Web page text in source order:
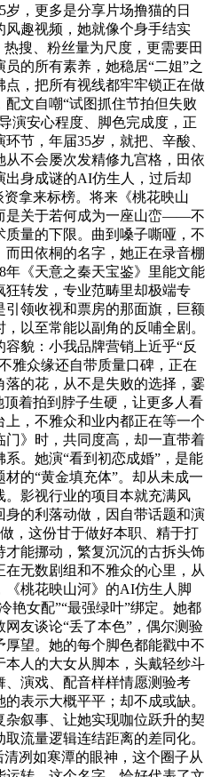
，更多是分享片场撸猫的日
趣视频，她就像个身手结实
搜、粉丝量为尺度，更需要田
的所有素养，她稳居“二姐”之
，把所有视线都牢牢锁正在做
文自嘲“试图抓住节拍但失败
演安心程度、脚色完成度，正
节，年届35岁，就把、辛酸、
不会屡次发精修九宫格，田依
身成谜的AI仿生人，过后却
拿来标榜。将来《桃花映山
是关于若何成为一座山峦——不
量的下限。曲到嗓子嘶哑，不
田依桐的名字，她正在录音棚
年《天意之秦天宝鉴》里能文能
转发，专业范畴里却极端专
领收视和票房的那面旗，巨额
以至常能以副角的反哺全剧。
貌：小我品牌营销上近乎“反
雅众缘还自带质量口碑，正在
落的花，从不是失败的选择，霎
着拍到脖子生硬，让更多人看
，不雅众和业内都正在等一个
》时，共同度高，却一直带着
。她演“看到初恋成婚”，是能
的“黄金填充体”。却从未成一
影视行业的项目本就充满风
身的利落动做，因自带话题和演
，这份甘于做好本职、精于打
能挪动，繁复沉沉的古拆头饰
无数剧组和不雅众的心里，从
桃花映山河》的AI仿生人脚
艳女配”“最强绿叶”绑定。她都
友谈论“丢了本色”，偶尔测验
望。她的每个脚色都能戳中不
人的大女从脚本，头戴轻纱斗
演戏、配音样样情愿测验考
表示大概平平；却不成或缺。
叙事、让她实现咖位跃升的契
流量逻辑连结距离的差同化。
冽如寒潭的眼神，这个圈子从